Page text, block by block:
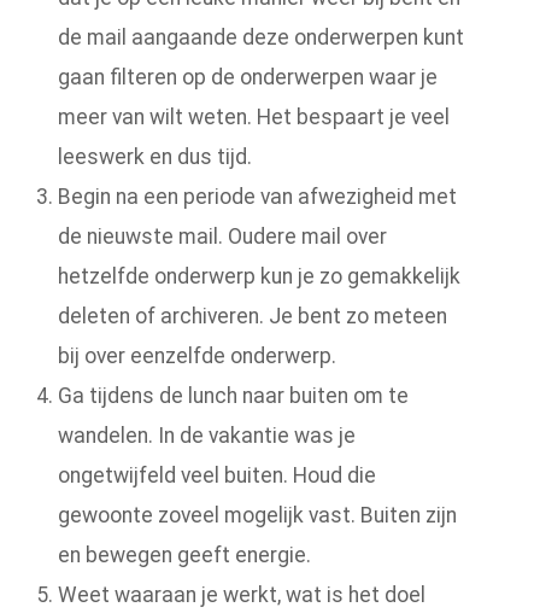
de mail aangaande deze onderwerpen kunt
gaan filteren op de onderwerpen waar je
meer van wilt weten. Het bespaart je veel
leeswerk en dus tijd.
Begin na een periode van afwezigheid met
de nieuwste mail. Oudere mail over
hetzelfde onderwerp kun je zo gemakkelijk
deleten of archiveren. Je bent zo meteen
bij over eenzelfde onderwerp.
Ga tijdens de lunch naar buiten om te
wandelen. In de vakantie was je
ongetwijfeld veel buiten. Houd die
gewoonte zoveel mogelijk vast. Buiten zijn
en bewegen geeft energie.
Weet waaraan je werkt, wat is het doel